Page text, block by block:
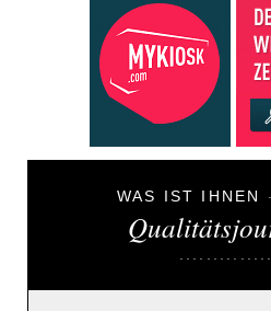
WAS IST IHNEN